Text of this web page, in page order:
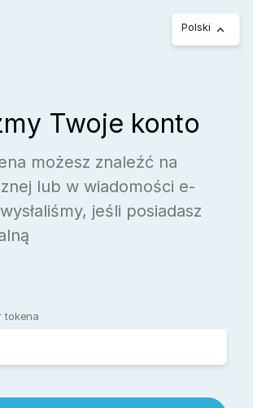
Polski
Twoje konto
możesz znaleźć na
lub w wiadomości e-
jeśli posiadasz
tokena